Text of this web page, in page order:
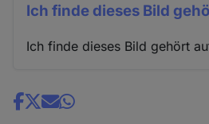
Ich finde dieses Bild
Ich finde dieses Bild gehört
Share